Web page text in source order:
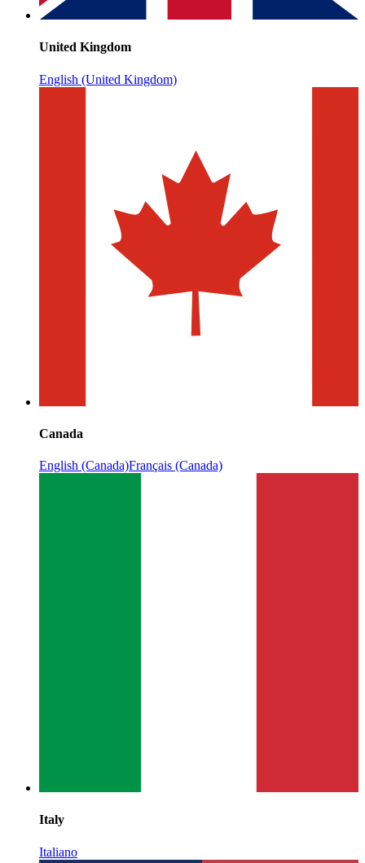
United Kingdom
English (United Kingdom)
Canada
English (Canada)Français (Canada)
Italy
Italiano